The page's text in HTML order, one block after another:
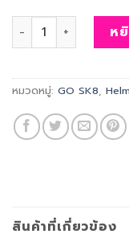
จำนวน GO SK8 ห
หมวดหมู่: GO SK8,
สินค้าที่เกี่ยวข้อง